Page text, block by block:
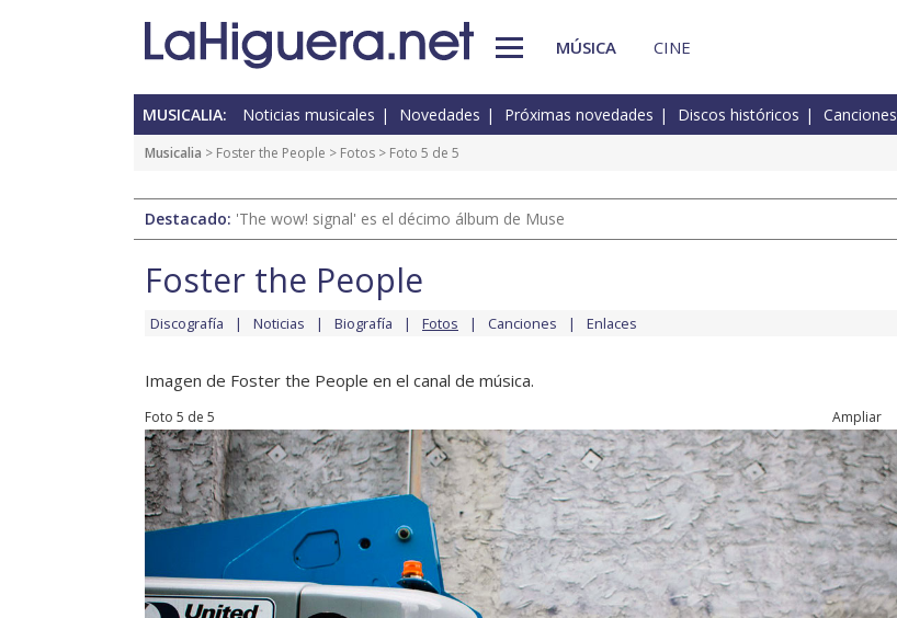
MÚSICA CINE
MUSICALIA: Noticias musicales Novedades Próximas novedades Discos históricos Canciones
Musicalia > Foster the People > Fotos > Foto 5 de 5
Destacado: 'The wow! signal' es el décimo álbum de Muse
Foster the People
Discografía Noticias Biografía Fotos Canciones Enlaces
Imagen de Foster the People en el canal de música.
Foto 5 de 5 Ampliar